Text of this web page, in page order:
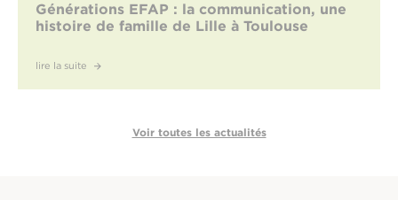
Générations EFAP : la communication, une
histoire de famille de Lille à Toulouse
lire la suite
Voir toutes les actualités